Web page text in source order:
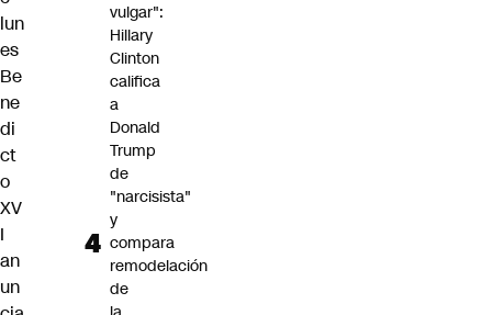
lun
es
Be
ne
di
ct
o
XV
I
an
un
vulgar":
Hillary
Clinton
califica
a
Donald
Trump
de
"narcisista"
y
compara
remodelación
de